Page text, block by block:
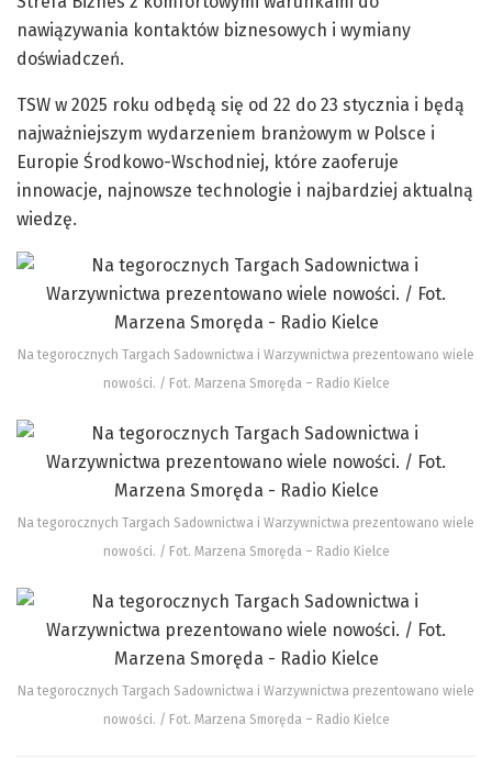
nawiązywania kontaktów biznesowych i wymiany
doświadczeń.
TSW w 2025 roku odbędą się od 22 do 23 stycznia i będą
najważniejszym wydarzeniem branżowym w Polsce i
Europie Środkowo-Wschodniej, które zaoferuje
innowacje, najnowsze technologie i najbardziej aktualną
wiedzę.
Na tegorocznych Targach Sadownictwa i Warzywnictwa prezentowano wiele
nowości. / Fot. Marzena Smoręda – Radio Kielce
Na tegorocznych Targach Sadownictwa i Warzywnictwa prezentowano wiele
nowości. / Fot. Marzena Smoręda – Radio Kielce
Na tegorocznych Targach Sadownictwa i Warzywnictwa prezentowano wiele
nowości. / Fot. Marzena Smoręda – Radio Kielce